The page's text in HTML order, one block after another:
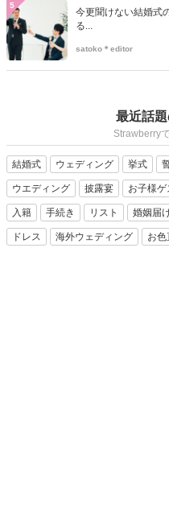
5
今更聞けない結婚式
る...
satoko＊editor
最近話
Strawberry
結婚式 ウェディング 挙式
ウエディング 披露宴 お子様ゲ
入籍 手続き リスト 婚姻届
ドレス 海外ウェディング お色